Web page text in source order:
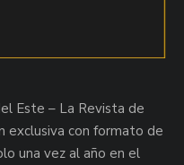
Este – La Revista de
exclusiva con formato de
una vez al año en el